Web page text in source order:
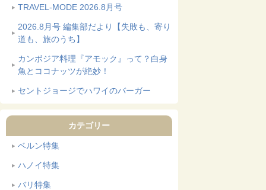
TRAVEL-MODE 2026.8月号
2026.8月号 編集部だより【失敗も、寄り
道も、旅のうち】
カンボジア料理『アモック』って？白身
魚とココナッツが絶妙！
セントジョージでハワイのバーガー
カテゴリー
ベルン特集
ハノイ特集
バリ特集